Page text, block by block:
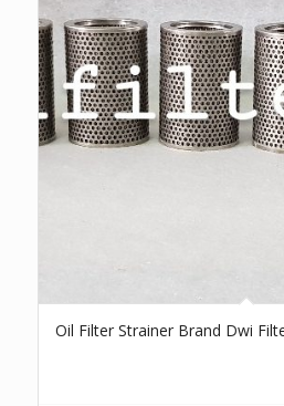
Oil Filter Strainer Brand Dwi